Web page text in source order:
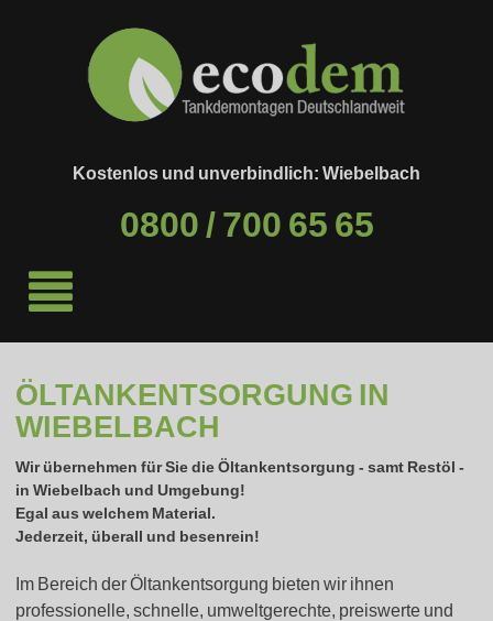
Kostenlos und unverbindlich: Wiebelbach
0800 / 700 65 65
ÖLTANKENTSORGUNG IN
WIEBELBACH
Wir übernehmen für Sie die Öltankentsorgung - samt Restöl -
in Wiebelbach und Umgebung!
Egal aus welchem Material.
Jederzeit, überall und besenrein!
Im Bereich der Öltankentsorgung bieten wir ihnen
professionelle, schnelle, umweltgerechte, preiswerte und